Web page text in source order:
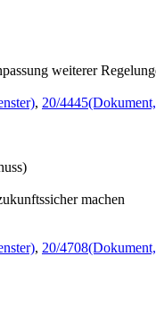
weiterer
, 20/4445
machen
, 20/4708